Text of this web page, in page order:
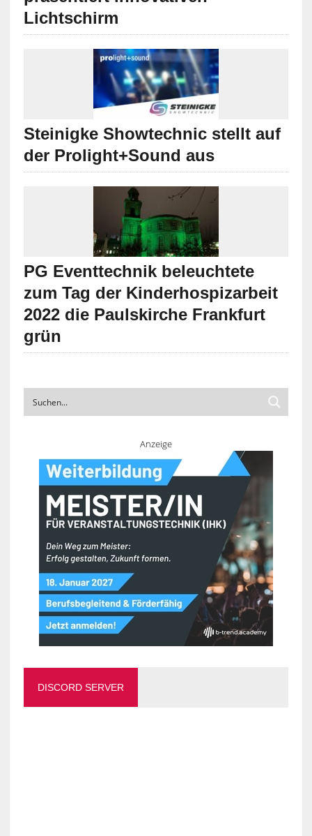
Lichtschirm
Steinigke Showtechnic stellt auf
der Prolight+Sound aus
PG Eventtechnik beleuchtete
zum Tag der Kinderhospizarbeit
2022 die Paulskirche Frankfurt
grün
Anzeige
DISCORD SERVER